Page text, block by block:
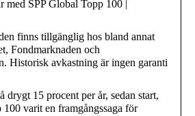
med SPP Global Topp 100 |
finns tillgänglig hos bland annat
Fondmarknaden och
Historisk avkastning är ingen garanti
drygt 15 procent per år, sedan start,
varit en framgångssaga för